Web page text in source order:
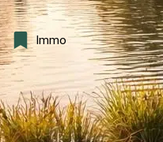
Immo